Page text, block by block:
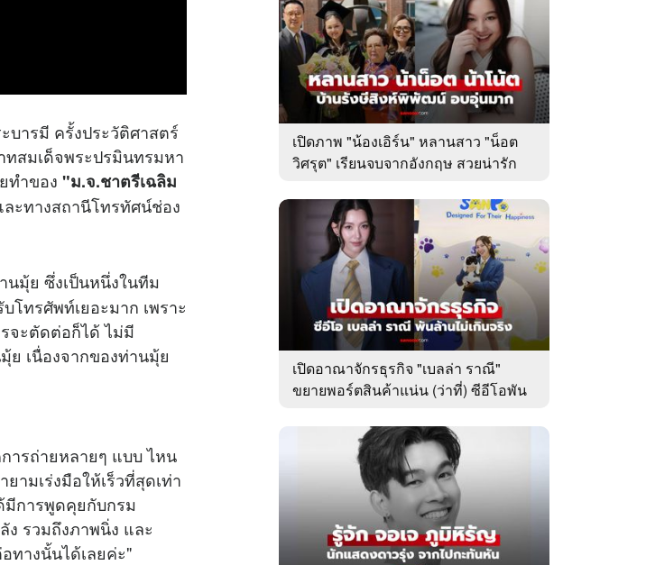
บารมี ครั้งประวัติศาสตร์
สมเด็จพระปรมินทรมหา
ทำของ "ม.จ.ชาตรีเฉลิม
ะทางสถานีโทรทัศน์ช่อง
นมุ้ย ซึ่งเป็นหนึ่งในทีม
ทรศัพท์เยอะมาก เพราะ
จะตัดต่อก็ได้ ไม่มี
ย เนื่องจากของท่านมุ้ย
ารถ่ายหลายๆ แบบ ไหน
ามเร่งมือให้เร็วที่สุดเท่า
มีการพูดคุยกับกรม
ง รวมถึงภาพนิ่ง และ
ทางนั้นได้เลยค่ะ"
เปิดภาพ "น้องเอิร์น" หลานสาว "น็อต
วิศรุต" เรียนจบจากอังกฤษ สวยน่ารัก
เปิดอาณาจักรธุรกิจ "เบลล่า ราณี"
ขยายพอร์ตสินค้าแน่น (ว่าที่) ซีอีโอพัน